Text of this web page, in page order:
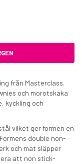
från Masterclass.
och morotskaka
kyckling och
vilket ger formen en
double non-
och mat släpper
att non stick-